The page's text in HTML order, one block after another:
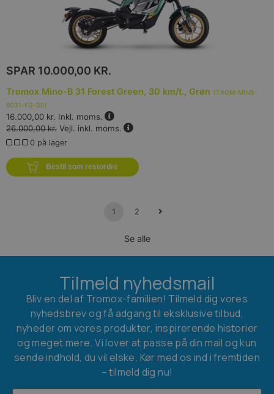
SPAR 10.000,00 KR.
Tromox Mino-B 31 Forest Green, 30 km/t., Grøn (TROM-MINB-
6031-FG-30)
16.000,00 kr. Inkl. moms.
26.000,00 kr. Vejl. inkl. moms.
0 på lager
Bestil som restordre
1 2
Se alle
Tilmeld nyhedsmail
Bliv en del af Tromox-familien! Tilmeld dig vores
nyhedsbrev og få adgang til eksklusive tilbud,
nyheder om vores produkter, inspirerende historier
og meget mere. Vi lover at passe på din mail og kun
sende indhold, du vil elske. Kør med os ind i fremtiden
– tilmeld dig nu!